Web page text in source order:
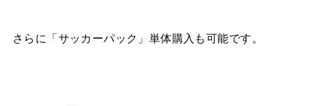
さらに「サッカーパック」単体購入も可能です。